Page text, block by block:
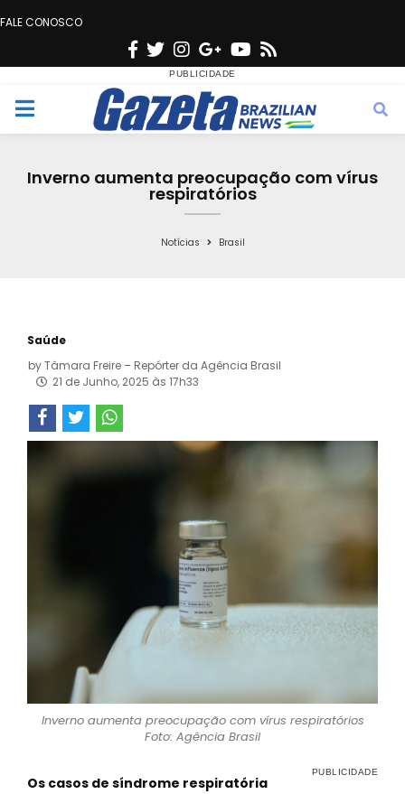
FALE CONOSCO
F
c
e
o
T
w
i
t
e
n
s
t
g
r
a
G
o
o
g
e
Y
u
t
b
s
M
Inverno aumenta preocupação com vírus
respiratórios
Notícias Brasil
Saúde
byTâmara Freire – Repórter da Agência Brasil
21 de Junho, 2025 às 17h33
Inverno aumenta preocupação com vírus respiratórios
Foto: Agência Brasil
Os casos de síndrome respiratória